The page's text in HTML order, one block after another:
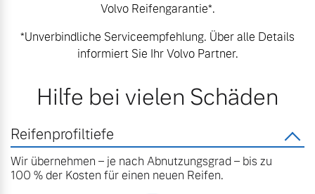
Editionsmodelle
Konnektivität
Angebot anfragen
Fahrzeug konfigurieren
Aktuelle Serviceangebote
Service by Volvo
Volvo Winter- und
Sommer Kompletträder.
Volvo Reifengarantie*.
*Unverbindliche Serviceempfehlung. Über alle Details
informiert Sie Ihr Volvo Partner.
Hilfe bei vielen Schäden
Reifenprofiltiefe
Wir übernehmen – je nach Abnutzungsgrad – bis zu
100 % der Kosten für einen neuen Reifen.